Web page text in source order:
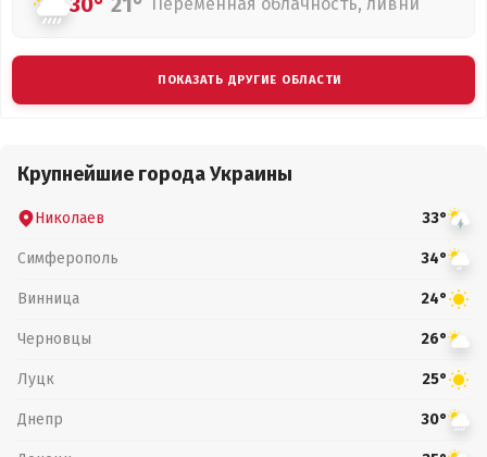
ПОКАЗАТЬ ДРУГИЕ ОБЛАСТИ
Крупнейшие города Украины
Николаев 33°
Симферополь 34°
Винница 24°
Черновцы 26°
Луцк 25°
Днепр 30°